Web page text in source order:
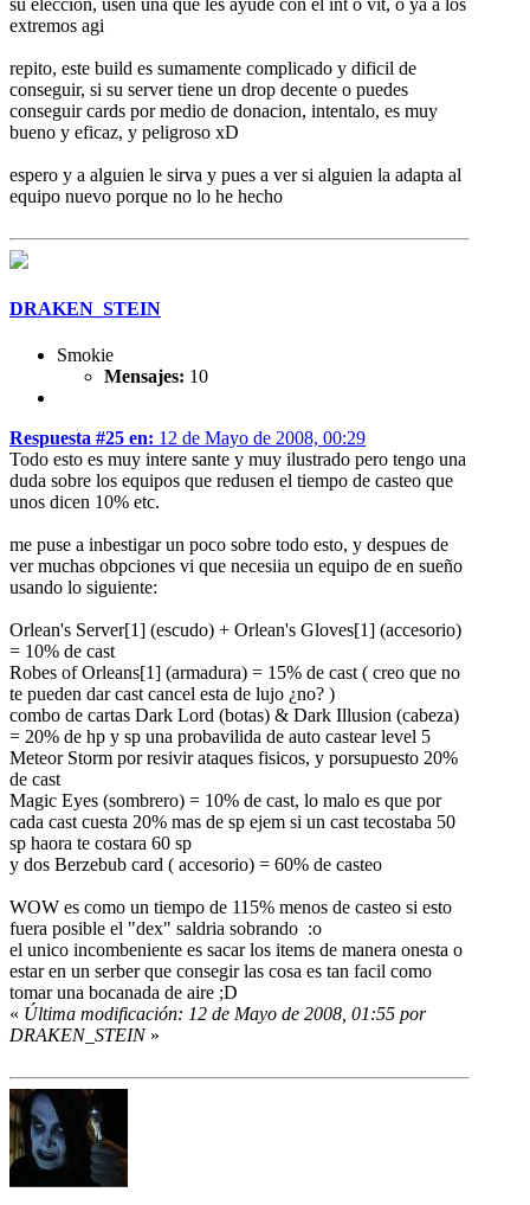
extremos agi
repito, este build es sumamente complicado y dificil de
conseguir, si su server tiene un drop decente o puedes
conseguir cards por medio de donacion, intentalo, es muy
bueno y eficaz, y peligroso xD
espero y a alguien le sirva y pues a ver si alguien la adapta al
equipo nuevo porque no lo he hecho
DRAKEN_STEIN
Smokie
Mensajes: 10
Respuesta #25 en: 12 de Mayo de 2008, 00:29
Todo esto es muy intere sante y muy ilustrado pero tengo una
duda sobre los equipos que redusen el tiempo de casteo que
unos dicen 10% etc.
me puse a inbestigar un poco sobre todo esto, y despues de
ver muchas obpciones vi que necesiia un equipo de en sueño
usando lo siguiente:
Orlean's Server[1] (escudo) + Orlean's Gloves[1] (accesorio)
= 10% de cast
Robes of Orleans[1] (armadura) = 15% de cast ( creo que no
te pueden dar cast cancel esta de lujo ¿no? )
combo de cartas Dark Lord (botas) & Dark Illusion (cabeza)
= 20% de hp y sp una probavilida de auto castear level 5
Meteor Storm por resivir ataques fisicos, y porsupuesto 20%
de cast
Magic Eyes (sombrero) = 10% de cast, lo malo es que por
cada cast cuesta 20% mas de sp ejem si un cast tecostaba 50
sp haora te costara 60 sp
y dos Berzebub card ( accesorio) = 60% de casteo
WOW es como un tiempo de 115% menos de casteo si esto
fuera posible el "dex" saldria sobrando :o
el unico incombeniente es sacar los items de manera onesta o
estar en un serber que consegir las cosa es tan facil como
tomar una bocanada de aire ;D
« Última modificación: 12 de Mayo de 2008, 01:55 por
DRAKEN_STEIN»